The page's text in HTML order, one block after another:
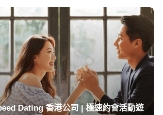
Dating 香港公司 | 極速約會活動遊